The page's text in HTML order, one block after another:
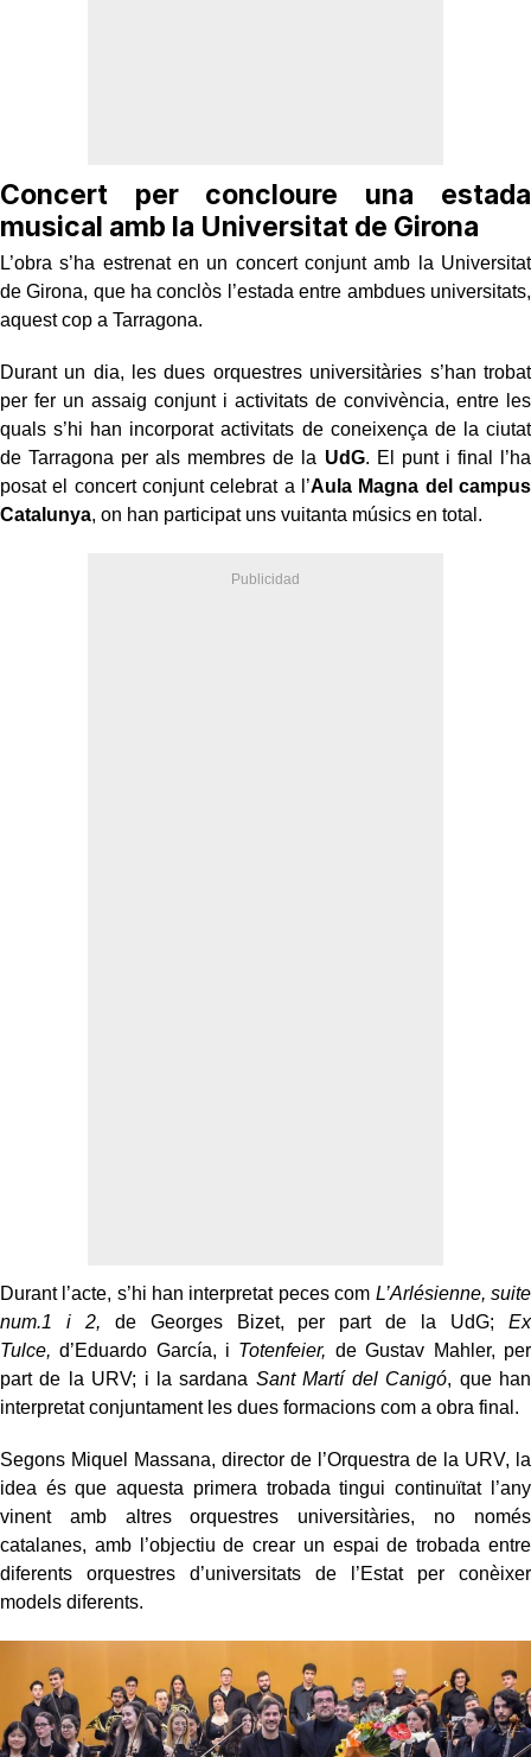
Concert per concloure una estada
musical amb la Universitat de Girona
L’obra s’ha estrenat en un concert conjunt amb la Universitat
de Girona, que ha conclòs l’estada entre ambdues universitats,
aquest cop a Tarragona.
Durant un dia, les dues orquestres universitàries s’han trobat
per fer un assaig conjunt i activitats de convivència, entre les
quals s’hi han incorporat activitats de coneixença de la ciutat
de Tarragona per als membres de la UdG. El punt i final l’ha
posat el concert conjunt celebrat a l’Aula Magna del campus
Catalunya, on han participat uns vuitanta músics en total.
Durant l’acte, s’hi han interpretat peces com L’Arlésienne, suite
num.1 i 2, de Georges Bizet, per part de la UdG; Ex
Tulce,d’Eduardo García, i Totenfeier, de Gustav Mahler, per
part de la URV; i la sardana Sant Martí del Canigó, que han
interpretat conjuntament les dues formacions com a obra final.
Segons Miquel Massana, director de l’Orquestra de la URV, la
idea és que aquesta primera trobada tingui continuïtat l’any
vinent amb altres orquestres universitàries, no només
catalanes, amb l’objectiu de crear un espai de trobada entre
diferents orquestres d’universitats de l’Estat per conèixer
models diferents.